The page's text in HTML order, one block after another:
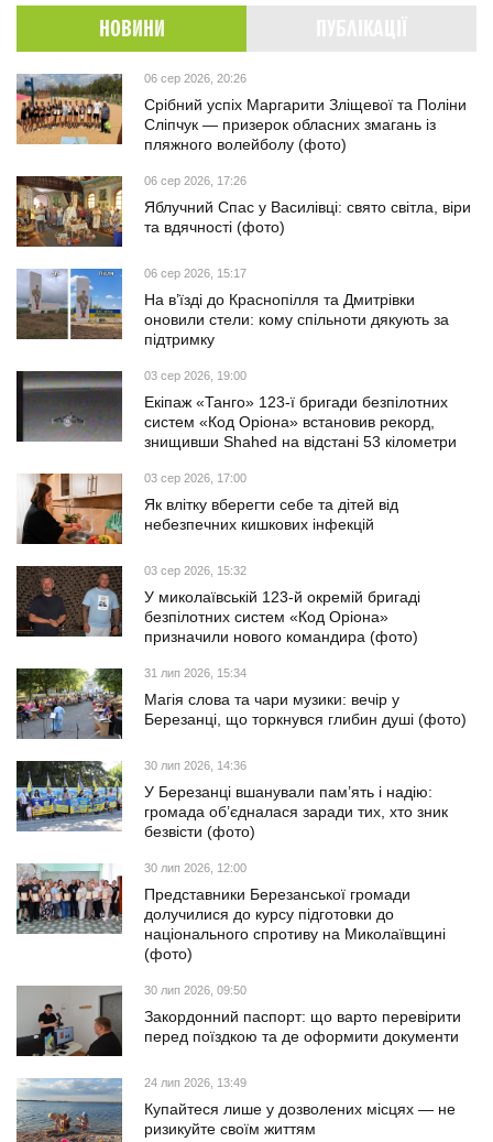
НОВИНИ
06 сер 2026, 20:26
Срібний успіх Маргарити Зліщевої та Поліни
Сліпчук — призерок обласних змагань із
пляжного волейболу (фото)
06 сер 2026, 17:26
Яблучний Спас у Василівці: свято світла, віри
та вдячності (фото)
06 сер 2026, 15:17
На в’їзді до Краснопілля та Дмитрівки
оновили стели: кому спільноти дякують за
підтримку
03 сер 2026, 19:00
Екіпаж «Танго» 123-ї бригади безпілотних
систем «Код Оріона» встановив рекорд,
знищивши Shahed на відстані 53 кілометри
03 сер 2026, 17:00
Як влітку вберегти себе та дітей від
небезпечних кишкових інфекцій
03 сер 2026, 15:32
У миколаївській 123-й окремій бригаді
безпілотних систем «Код Оріона»
призначили нового командира (фото)
31 лип 2026, 15:34
Магія слова та чари музики: вечір у
Березанці, що торкнувся глибин душі (фото)
30 лип 2026, 14:36
У Березанці вшанували пам’ять і надію:
громада об’єдналася заради тих, хто зник
безвісти (фото)
30 лип 2026, 12:00
Представники Березанської громади
долучилися до курсу підготовки до
національного спротиву на Миколаївщині
(фото)
30 лип 2026, 09:50
Закордонний паспорт: що варто перевірити
перед поїздкою та де оформити документи
24 лип 2026, 13:49
Купайтеся лише у дозволених місцях — не
ризикуйте своїм життям